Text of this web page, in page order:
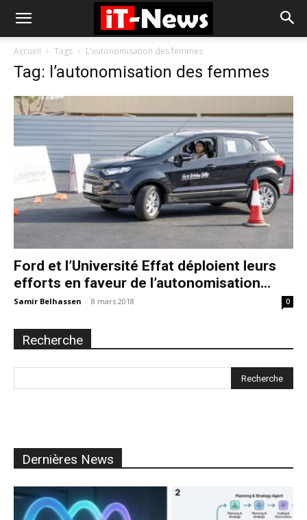
Accueil Tags L’autonomisation des femmes
Tag: l’autonomisation des femmes
Ford et l’Université Effat déploient leurs
efforts en faveur de l’autonomisation...
Samir Belhassen - 8 mars 2018 0
Recherche
Dernières News